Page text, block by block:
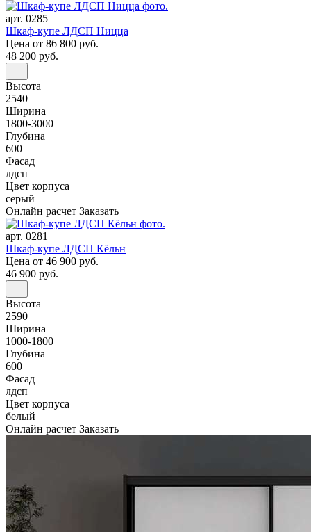
арт. 0285
Шкаф-купе ЛДСП Ницца
Цена от 86 800 руб.
48 200 руб.
Высота
2540
Ширина
1800-3000
Глубина
600
Фасад
лдсп
Цвет корпуса
серый
Онлайн расчет Заказать
арт. 0281
Шкаф-купе ЛДСП Кёльн
Цена от 46 900 руб.
46 900 руб.
Высота
2590
Ширина
1000-1800
Глубина
600
Фасад
лдсп
Цвет корпуса
белый
Онлайн расчет Заказать